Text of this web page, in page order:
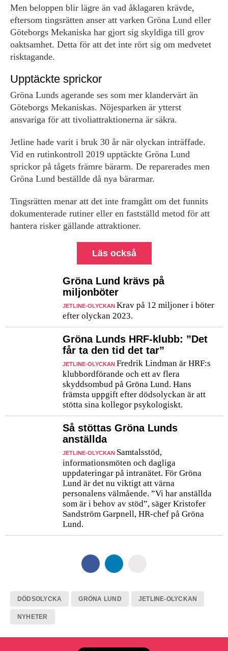
Men beloppen blir lägre än vad åklagaren krävde,
eftersom tingsrätten anser att varken Gröna Lund eller
Göteborgs Mekaniska har gjort sig skyldiga till grov
oaktsamhet. Detta för att det inte rört sig om medvetet
risktagande.
Upptäckte sprickor
Gröna Lunds agerande ses som mer klandervärt än
Göteborgs Mekaniskas. Nöjesparken är ytterst
ansvariga för att tivoliattraktionerna är säkra.
Jetline hade varit i bruk 30 år när olyckan inträffade.
Vid en rutinkontroll 2019 upptäckte Gröna Lund
sprickor på tågets främre bärarm. De reparerades men
Gröna Lund beställde då nya bärarmar.
Tingsrätten menar att det inte framgått om det funnits
dokumenterade rutiner eller en fastställd metod för att
hantera risker gällande attraktioner.
Läs också
Gröna Lund krävs på
miljonböter
JETLINE-OLYCKAN Krav på 12 miljoner i böter
efter olyckan 2023.
Gröna Lunds HRF-klubb: ”Det
får ta den tid det tar”
JETLINE-OLYCKAN Fredrik Lindman är HRF:s
klubbordförande och ett av flera
skyddsombud på Gröna Lund. Hans
främsta uppgift efter dödsolyckan är att
stötta sina kollegor psykologiskt.
Så stöttas Gröna Lunds
anställda
JETLINE-OLYCKAN Samtalsstöd,
informationsmöten och dagliga
uppdateringar på intranätet. För Gröna
Lund är det nu viktigt att värna
personalens välmående. ”Vi har anställda
som är i behov av stöd”, säger Kristofer
Sandström Garpnell, HR-chef på Gröna
Lund.
DÖDSOLYCKA GRÖNA LUND JETLINE-OLYCKAN
NYHETER